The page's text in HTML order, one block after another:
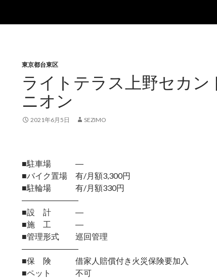
東京都台東区
ライトテラス上野セカン
ニオン
2021年6月5日 SEZIMO
■駐車場 ―
■バイク置場 有/月額3,300円
■駐輪場 有/月額330円
―――――――
■設 計 ―
■施 工 ―
■管理形式 巡回管理
―――――――
■保 険 借家人賠償付き火災保険要加入
■ペット 不可